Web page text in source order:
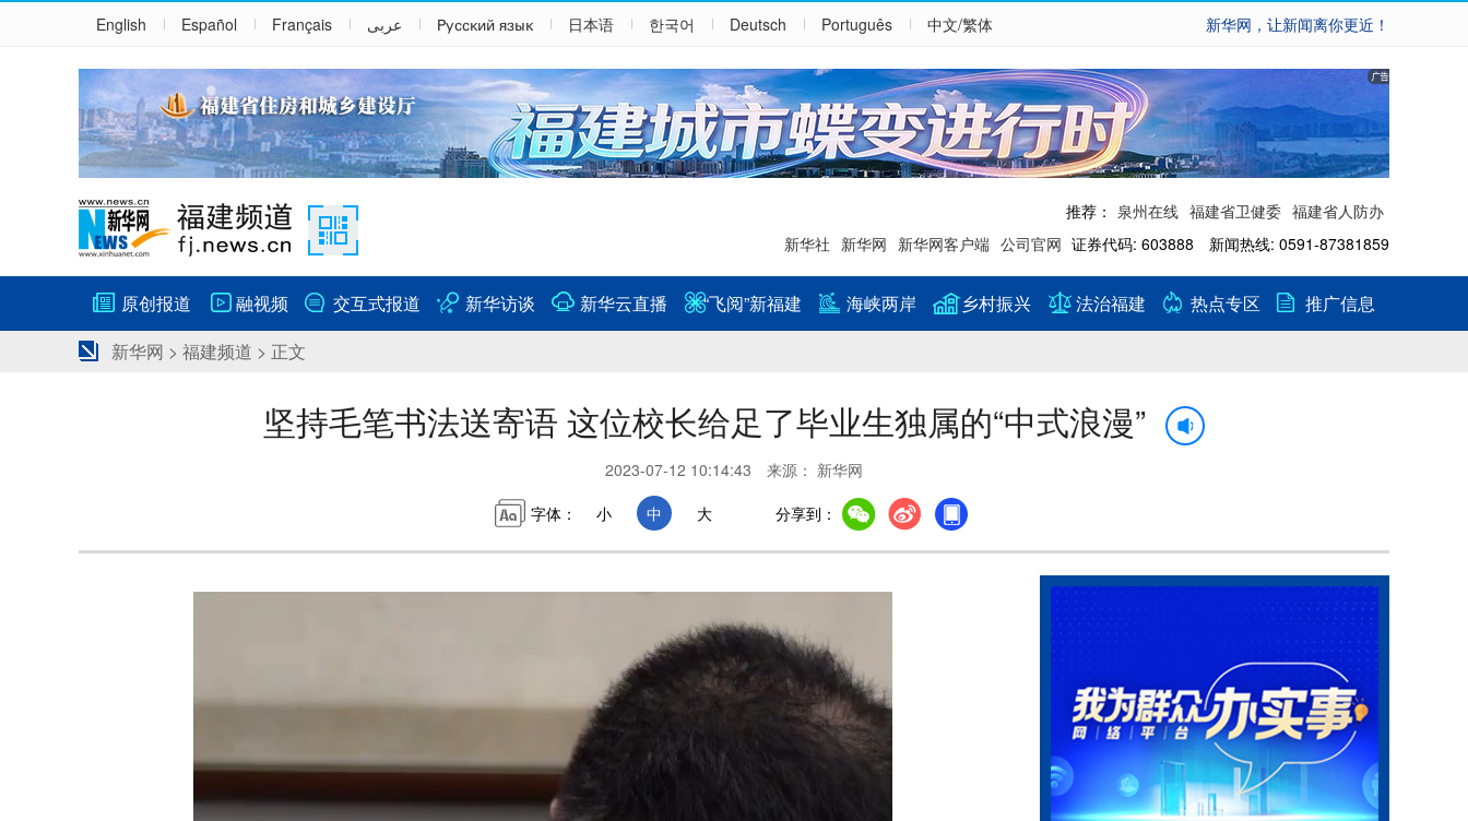
English Español Français عربى Русский язык 日本语 한국어 Deutsch Português 中文/繁体 新华网，让新闻离你更近！
推荐： 泉州在线 福建省卫健委 福建省人防办
新华社 新华网 新华网客户端 公司官网 证券代码: 603888 新闻热线: 0591-87381859
原创报道 融视频 交互式报道 新华访谈 新华云直播 “飞阅”新福建 海峡两岸 乡村振兴 法治福建 热点专区
推广信息
新华网 > 福建频道 > 正文
坚持毛笔书法送寄语 这位校长给足了毕业生独属的“中式浪漫”
2023-07-12 10:14:43 来源： 新华网
字体：
小 中 大 分享到：